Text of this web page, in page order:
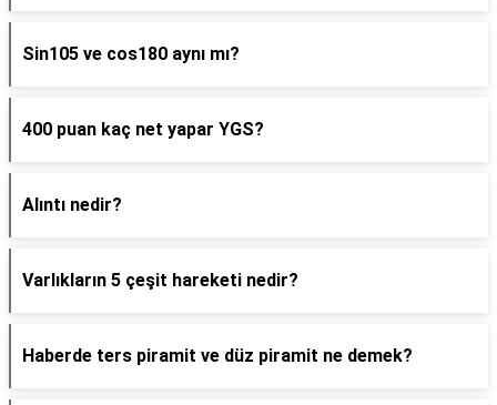
Sin105 ve cos180 aynı mı?
400 puan kaç net yapar YGS?
Alıntı nedir?
Varlıkların 5 çeşit hareketi nedir?
Haberde ters piramit ve düz piramit ne demek?